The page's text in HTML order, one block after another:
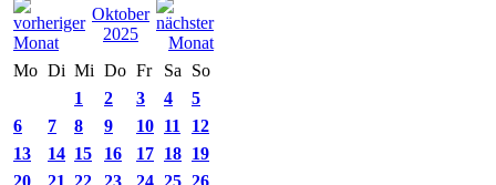
Oktober
2025
Mo Di Mi Do Fr Sa
So
1
2 3 4
5
6
7 8 9 10 11
12
13
14 15 16 17 18 19
20
21 22 23 24 25 26